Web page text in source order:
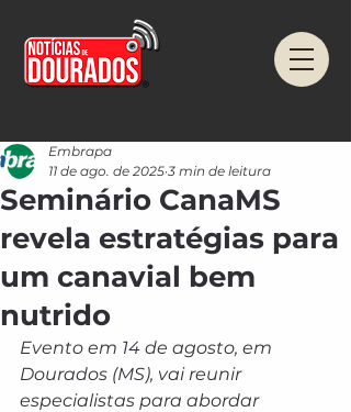
Seminário CanaMS
revela estratégias para
um canavial bem
nutrido
Embrapa
11 de ago. de 2025 3 min de leitura
Evento em 14 de agosto, em
Dourados (MS), vai reunir
especialistas para abordar